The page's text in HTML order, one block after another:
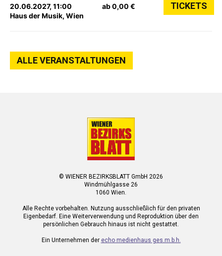
20.06.2027, 11:00
Haus der Musik, Wien
ab 0,00 € TICKETS
ALLE VERANSTALTUNGEN
© WIENER BEZIRKSBLATT GmbH 2026
Windmühlgasse 26
1060 Wien.
Alle Rechte vorbehalten. Nutzung ausschließlich für den privaten
Eigenbedarf. Eine Weiterverwendung und Reproduktion über den
persönlichen Gebrauch hinaus ist nicht gestattet.
Ein Unternehmen der echo medienhaus ges.m.b.h.